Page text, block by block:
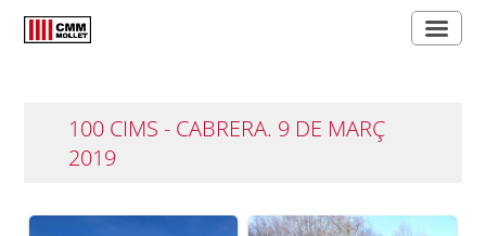
100 CIMS - CABRERA. 9 DE MARÇ
2019